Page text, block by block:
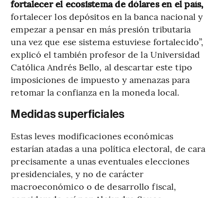
fortalecer el ecosistema de dólares en el país,
fortalecer los depósitos en la banca nacional y
empezar a pensar en más presión tributaria
una vez que ese sistema estuviese fortalecido”,
explicó el también profesor de la Universidad
Católica Andrés Bello, al descartar este tipo
imposiciones de impuesto y amenazas para
retomar la confianza en la moneda local.
Medidas superficiales
Estas leves modificaciones económicas
estarían atadas a una política electoral, de cara
precisamente a unas eventuales elecciones
presidenciales, y no de carácter
macroeconómico o de desarrollo fiscal,